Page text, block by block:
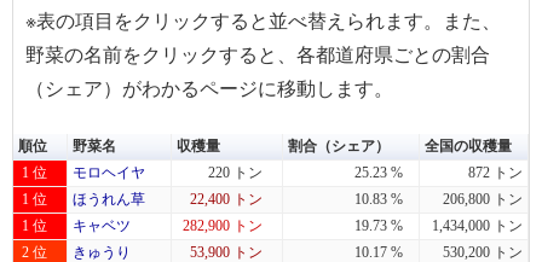
※表の項目をクリックすると並べ替えられます。また、
野菜の名前をクリックすると、各都道府県ごとの割合
（シェア）がわかるページに移動します。
順位 野菜名 収穫量 割合（シェア）
全国の収穫量
1 位
モロヘイヤ 220 トン 25.23 %
872 トン
1 位
ほうれん草 22,400 トン 10.83 %
206,800 トン
1 位
キャベツ 282,900 トン 19.73 %
1,434,000 トン
2 位
きゅうり 53,900 トン 10.17 %
530,200 トン